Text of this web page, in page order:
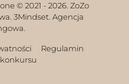
© 2021 - 2026. ZoZo
3Mindset. Agencja
Regulamin